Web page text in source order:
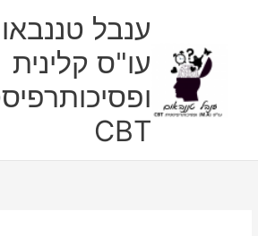
ענבל
עו"ס קלינית
CBT